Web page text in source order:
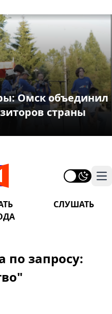
Омск объединил
страны
СЛУШАТЬ
по запросу: